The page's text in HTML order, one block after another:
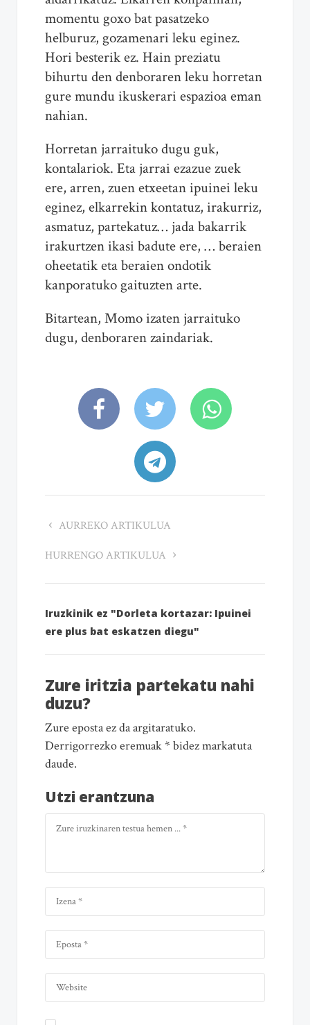
momentu goxo bat pasatzeko
helburuz, gozamenari leku eginez.
Hori besterik ez. Hain preziatu
bihurtu den denboraren leku horretan
gure mundu ikuskerari espazioa eman
nahian.
Horretan jarraituko dugu guk,
kontalariok. Eta jarrai ezazue zuek
ere, arren, zuen etxeetan ipuinei leku
eginez, elkarrekin kontatuz, irakurriz,
asmatuz, partekatuz… jada bakarrik
irakurtzen ikasi badute ere, … beraien
oheetatik eta beraien ondotik
kanporatuko gaituzten arte.
Bitartean, Momo izaten jarraituko
dugu, denboraren zaindariak.
AURREKO ARTIKULUA
HURRENGO ARTIKULUA
Iruzkinik ez "Dorleta kortazar: Ipuinei
ere plus bat eskatzen diegu"
Zure iritzia partekatu nahi
duzu?
Zure eposta ez da argitaratuko.
Derrigorrezko eremuak * bidez markatuta
daude.
Utzi erantzuna